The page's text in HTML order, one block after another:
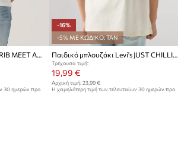
Παιδικό μπλουζάκι Levi's RIB MEET AND GREET JAM TEE
30 ημερών προ
-16%
-5% ΜΕ ΚΩΔΙΚΟ: TAN
Παιδικό μπλουζάκι Levi's JUST CHILLING OVERSIZED SS
Τρέχουσα τιμή:
19,99 €
Αρχική τιμή: 23,99 €
Η χαμηλότερη τιμή των τελευταίων 30 ημερών προ